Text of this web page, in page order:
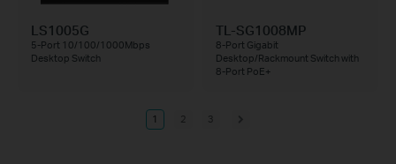
LS1005G
5-Port 10/100/1000Mbps
Desktop Switch
TL-SG1008MP
8-Port Gigabit
Desktop/Rackmount Switch with
8-Port PoE+
1 2 3